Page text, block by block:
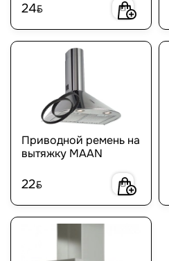
24BYN
Приводной ремень на
вытяжку MAAN
22BYN